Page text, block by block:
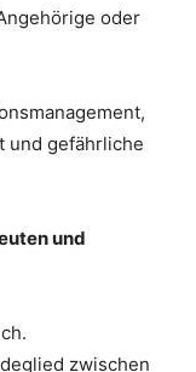
oder
und gefährliche
und
zwischen